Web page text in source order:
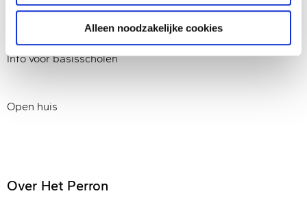
Alleen noodzakelijke cookies
Overstappen naar Het Perron
Info voor basisscholen
Open huis
Over Het Perron